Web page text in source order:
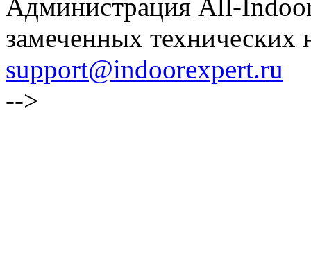
Администрация All-
замеченных технических
support@indoorexpert.ru
-->